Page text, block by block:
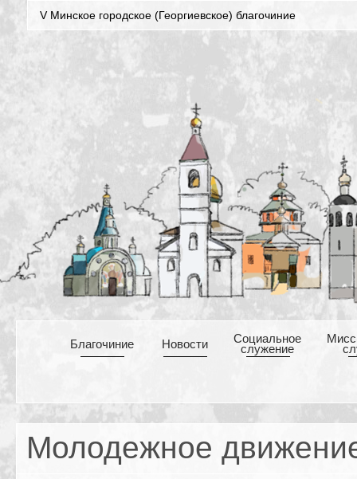
V Минское городское (Георгиевское) благочиние
Благочиние Новости Cоциальное
служение
Молодежное